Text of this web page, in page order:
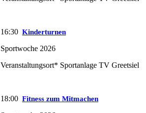
16:30 Kinderturnen
Sportwoche 2026
Veranstaltungsort* Sportanlage TV Greetsiel
18:00 Fitness zum Mitmachen